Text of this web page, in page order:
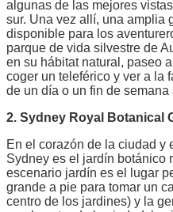
algunas de las mejores
sur. Una vez allí, una amplia
disponible para los
parque de vida silvestre de
en su hábitat natural, paseo
coger un teleférico y ver a la
de un día o un fin de
2. Sydney Royal Botanical
En el corazón de la ciudad y
Sydney es el jardín botánico
escenario jardín es el lugar
grande a pie para tomar un
centro de los jardines) y la